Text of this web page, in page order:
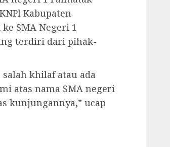
Kabupaten
SMA Negeri 1
terdiri dari pihak-
khilaf atau ada
atas nama SMA negeri
kunjungannya,” ucap